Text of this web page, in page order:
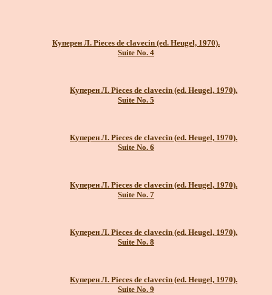
Куперен Л. Pieces de clavecin (ed. Heugel, 1970).
Suite No. 4
Куперен Л. Pieces de clavecin (ed. Heugel, 1970).
Suite No. 5
Куперен Л. Pieces de clavecin (ed. Heugel, 1970).
Suite No. 6
Куперен Л. Pieces de clavecin (ed. Heugel, 1970).
Suite No. 7
Куперен Л. Pieces de clavecin (ed. Heugel, 1970).
Suite No. 8
Куперен Л. Pieces de clavecin (ed. Heugel, 1970).
Suite No. 9